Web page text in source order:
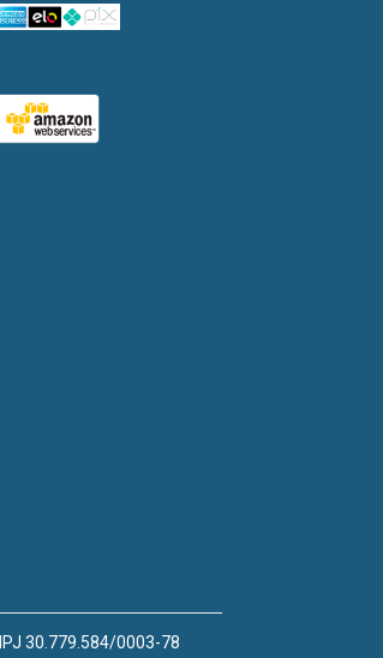
30.779.584/0003-78